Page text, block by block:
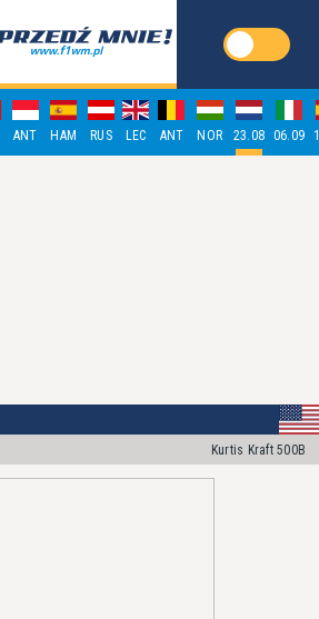
ANT HAM RUS LEC ANT NOR 23.08 06.09
Kurtis Kraft 500B